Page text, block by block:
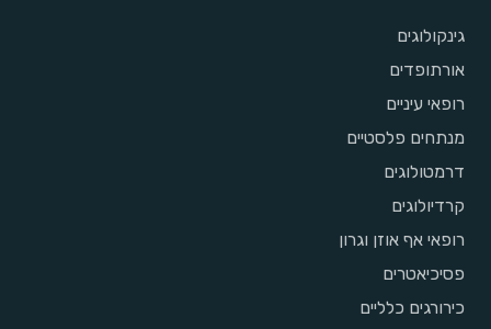
גינקולוגים
אורתופדים
רופאי עיניים
מנתחים פלסטיים
דרמטולוגים
קרדיולוגים
רופאי אף אוזן וגרון
פסיכיאטרים
כירורגים כלליים